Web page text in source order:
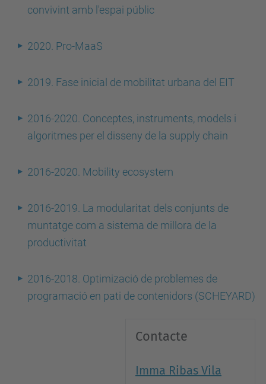
convivint amb l'espai públic
2020. Pro-MaaS
2019. Fase inicial de mobilitat urbana del EIT
2016-2020. Conceptes, instruments, models i
algoritmes per el disseny de la supply chain
2016-2020. Mobility ecosystem
2016-2019. La modularitat dels conjunts de
muntatge com a sistema de millora de la
productivitat
2016-2018. Optimizació de problemes de
programació en pati de contenidors (SCHEYARD)
Contacte
Imma Ribas Vila